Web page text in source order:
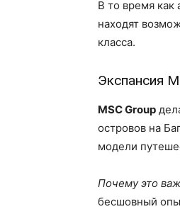
В то время как
находят
класса.
Экспансия
MSC Group
островов на
модели
Почему это
бесшовный